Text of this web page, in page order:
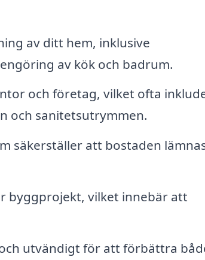
av ditt hem, inklusive
av kök och badrum.
och företag, vilket ofta
och sanitetsutrymmen.
säkerställer att bostaden
byggprojekt, vilket innebär att
utvändigt för att förbättra